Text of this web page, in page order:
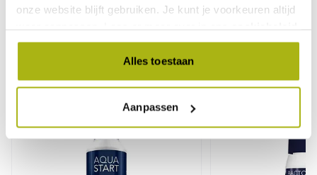
onze website blijft gebruiken. Je kunt je voorkeuren altijd
Alles toestaan
Aanpassen
Deze vind jij vast ook interessant!